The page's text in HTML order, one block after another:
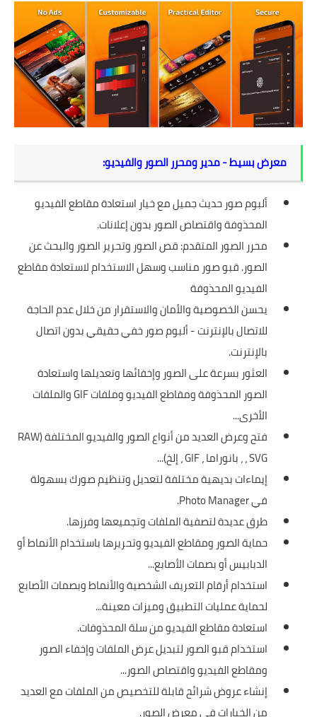
معرض بسيط - مدير ومحرر الصور والفيديو:
ألبوم صور حديث جميل مع خيار استعادة مقاطع الفيديو
المحذوفة واقتصاص الصور بدون إعلانات.
محرر الصور المتقدم: قص الصور وتحرير الصور والبحث عن
الصور. قبو صور مناسب وسهل الاستخدام لاستعادة مقاطع
الفيديو المحذوفة
يحسن الخصوصية والأمان والاستقرار من خلال عدم الحاجة
للاتصال بالإنترنت - ألبوم صور خفي حقيقي بدون اتصال
بالإنترنت.
العثور بسرعة على الصور وإخفائها وتعديلها واستعادة
الصور المحذوفة ومقاطع الفيديو وملفات GIF والملفات
الأخرى...
فتح وعرض العديد من أنواع الصور والفيديو المختلفة (RAW
، SVG ، بانوراما ، GIF ، إلخ)...
إيماءات بديهية مختلفة لتعديل وتنظيم صورك بسهولة
في Photo Manager.
طرق عديدة لتصفية الملفات وتجميعها وفرزها.
حماية الصور ومقاطع الفيديو وتحريرها باستخدام الأنماط أو
الدبابيس أو بصمات الأصابع...
استخدام أرقام التعريف الشخصية والأنماط وبصمات الأصابع
لحماية عمليات التطبيق وميزات معينة...
استعادة مقاطع الفيديو من سلة المحذوفات.
استخدام قبو الصور لتبديل عرض الملفات وإخفاء الصور
ومقاطع الفيديو واقتصاص الصور...
إنشاء عروض شرائح قابلة للتخصيص من الملفات مع العديد
من الخيارات في معرض الصور.